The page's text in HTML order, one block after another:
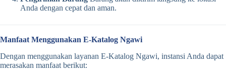
Anda dengan cepat dan aman.
Manfaat Menggunakan E-Katalog Ngawi
Dengan menggunakan layanan E-Katalog Ngawi, instansi Anda dapat
merasakan manfaat berikut: